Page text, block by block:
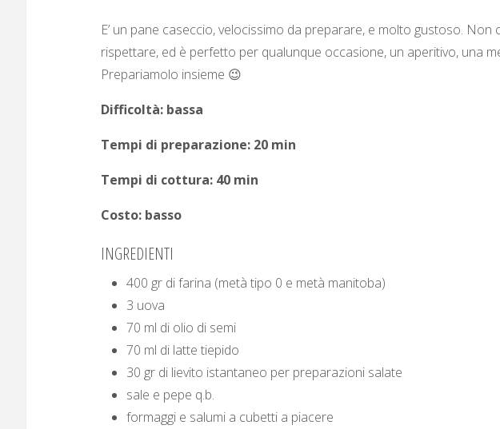
E’ un pane caseccio, velocissimo da preparare, e molto gustoso. Non
rispettare, ed è perfetto per qualunque occasione, un aperitivo, una
Prepariamolo insieme 😉
Difficoltà: bassa
Tempi di preparazione: 20 min
Tempi di cottura: 40 min
Costo: basso
INGREDIENTI
400 gr di farina (metà tipo 0 e metà manitoba)
3 uova
70 ml di olio di semi
70 ml di latte tiepido
30 gr di lievito istantaneo per preparazioni salate
sale e pepe q.b.
formaggi e salumi a cubetti a piacere